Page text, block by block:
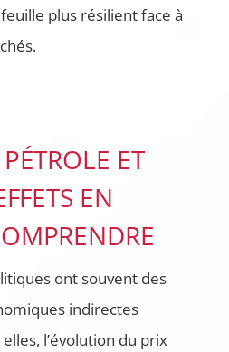
plus résilient face à
ET
EN
ont souvent des
indirectes
l’évolution du prix